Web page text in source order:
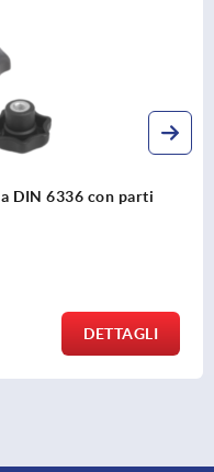
alla temperatura con
DETTAGLI